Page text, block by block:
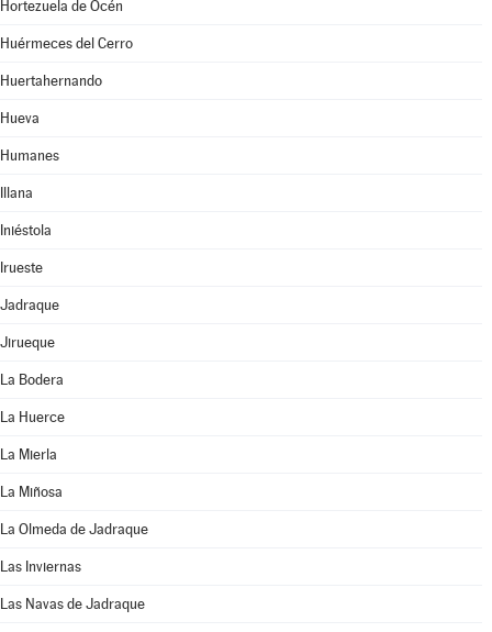
Hortezuela de Océn
Huérmeces del Cerro
Huertahernando
Hueva
Humanes
Illana
Iniéstola
Irueste
Jadraque
Jirueque
La Bodera
La Huerce
La Mierla
La Miñosa
La Olmeda de Jadraque
Las Inviernas
Las Navas de Jadraque